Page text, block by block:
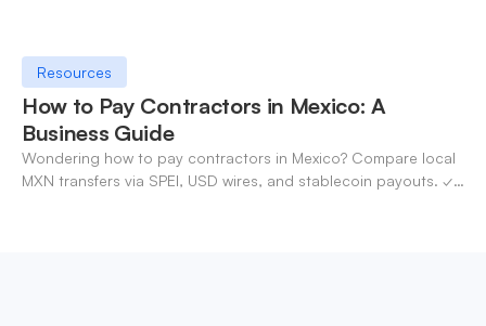
Resources
How to Pay Contractors in Mexico: A
Business Guide
Wondering how to pay contractors in Mexico? Compare local
MXN transfers via SPEI, USD wires, and stablecoin payouts. ✓